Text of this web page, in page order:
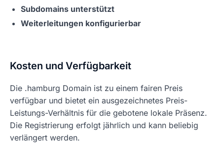
Subdomains unterstützt
Weiterleitungen konfigurierbar
Kosten und Verfügbarkeit
Die .hamburg Domain ist zu einem fairen Preis
verfügbar und bietet ein ausgezeichnetes Preis-
Leistungs-Verhältnis für die gebotene lokale Präsenz.
Die Registrierung erfolgt jährlich und kann beliebig
verlängert werden.